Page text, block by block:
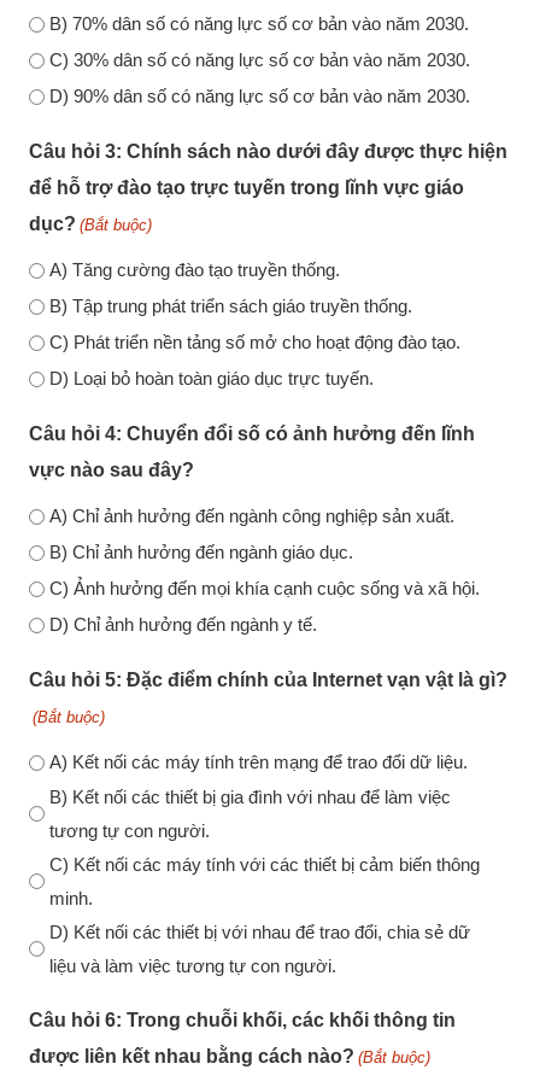
B) 70% dân số có năng lực số cơ bản vào năm 2030.
C) 30% dân số có năng lực số cơ bản vào năm 2030.
D) 90% dân số có năng lực số cơ bản vào năm 2030.
Câu hỏi 3: Chính sách nào dưới đây được thực hiện
để hỗ trợ đào tạo trực tuyến trong lĩnh vực giáo
dục? (Bắt buộc)
A) Tăng cường đào tạo truyền thống.
B) Tập trung phát triển sách giáo truyền thống.
C) Phát triển nền tảng số mở cho hoạt động đào tạo.
D) Loại bỏ hoàn toàn giáo dục trực tuyến.
Câu hỏi 4: Chuyển đổi số có ảnh hưởng đến lĩnh
vực nào sau đây?
A) Chỉ ảnh hưởng đến ngành công nghiệp sản xuất.
B) Chỉ ảnh hưởng đến ngành giáo dục.
C) Ảnh hưởng đến mọi khía cạnh cuộc sống và xã hội.
D) Chỉ ảnh hưởng đến ngành y tế.
Câu hỏi 5: Đặc điểm chính của Internet vạn vật là gì?
(Bắt buộc)
A) Kết nối các máy tính trên mạng để trao đổi dữ liệu.
B) Kết nối các thiết bị gia đình với nhau để làm việc
tương tự con người.
C) Kết nối các máy tính với các thiết bị cảm biến thông
minh.
D) Kết nối các thiết bị với nhau để trao đổi, chia sẻ dữ
liệu và làm việc tương tự con người.
Câu hỏi 6: Trong chuỗi khối, các khối thông tin
được liên kết nhau bằng cách nào? (Bắt buộc)